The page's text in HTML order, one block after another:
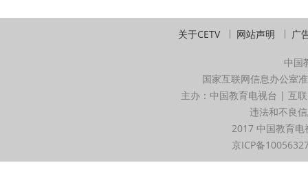
关于CETV 网站声明 广
中国
国家互联网信息办公室
主办：中国教育电视台 | 互
违法和不良
2017 中国教育
京ICP备